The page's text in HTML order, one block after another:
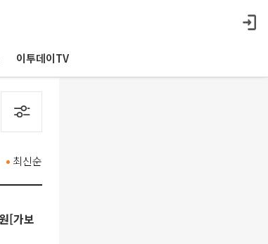
이투데이TV
최신순
[가보